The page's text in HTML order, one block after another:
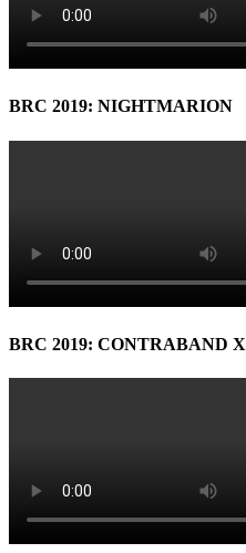
BRC 2019: NIGHTMARION
BRC 2019: CONTRABAND X